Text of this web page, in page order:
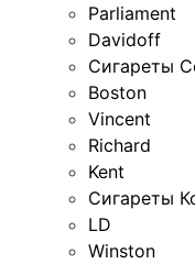
Parliament
Davidoff
Сигареты
Boston
Vincent
Richard
Kent
Сигареты
LD
Winston